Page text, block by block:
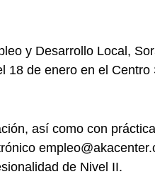
y Desarrollo Local,
18 de enero en el
así como con
de Nivel II.